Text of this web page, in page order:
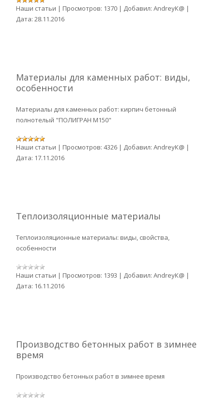
Наши статьи | Просмотров: 1370 | Добавил: AndreyК@ |
Дата: 28.11.2016
Материалы для каменных работ: виды,
особенности
Материалы для каменных работ: кирпич бетонный
полнотелый "ПОЛИГРАН М150"
Наши статьи | Просмотров: 4326 | Добавил: AndreyК@ |
Дата: 17.11.2016
Теплоизоляционные материалы
Теплоизоляционные материалы: виды, свойства,
особенности
Наши статьи | Просмотров: 1393 | Добавил: AndreyК@ |
Дата: 16.11.2016
Производство бетонных работ в зимнее
время
Производство бетонных работ в зимнее время